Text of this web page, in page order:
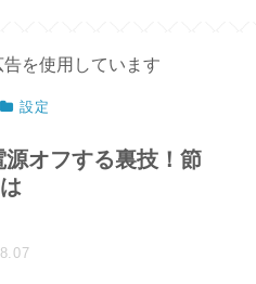
を使用しています
設定
オフする裏技！節